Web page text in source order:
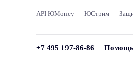
API ЮMoney ЮСтрим
+7 495 197-86-86